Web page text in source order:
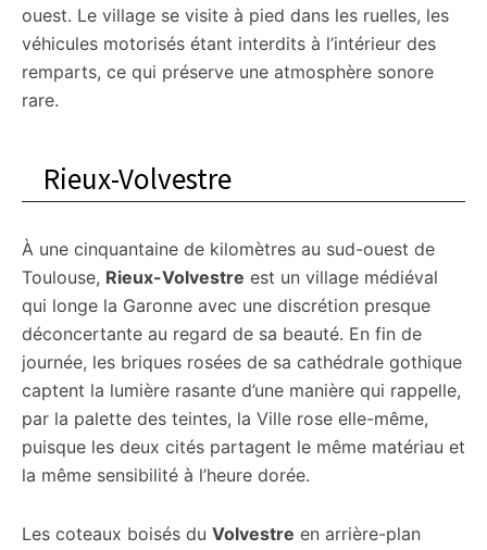
ouest. Le village se visite à pied dans les ruelles, les
véhicules motorisés étant interdits à l’intérieur des
remparts, ce qui préserve une atmosphère sonore
rare.
Rieux-Volvestre
À une cinquantaine de kilomètres au sud-ouest de
Toulouse, Rieux-Volvestre est un village médiéval
qui longe la Garonne avec une discrétion presque
déconcertante au regard de sa beauté. En fin de
journée, les briques rosées de sa cathédrale gothique
captent la lumière rasante d’une manière qui rappelle,
par la palette des teintes, la Ville rose elle-même,
puisque les deux cités partagent le même matériau et
la même sensibilité à l’heure dorée.
Les coteaux boisés du Volvestre en arrière-plan